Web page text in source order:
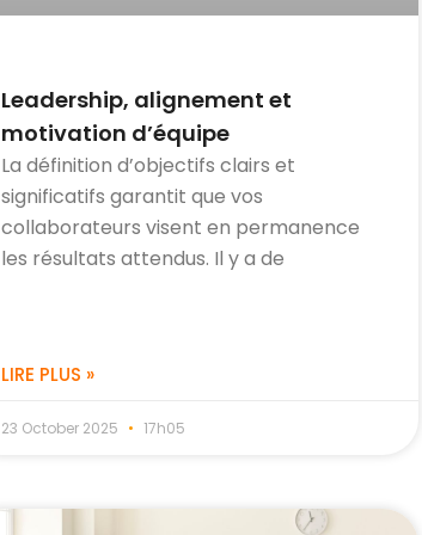
Leadership, alignement et
motivation d’équipe
La définition d’objectifs clairs et
significatifs garantit que vos
collaborateurs visent en permanence
les résultats attendus. Il y a de
LIRE PLUS »
23 October 2025 17h05